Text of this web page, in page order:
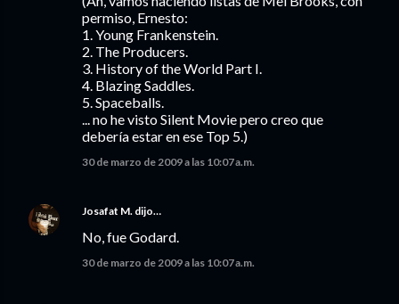
permiso, Ernesto:
1. Young Frankenstein.
2. The Producers.
3. History of the World Part I.
4. Blazing Saddles.
5. Spaceballs.
... no he visto Silent Movie pero creo que
debería estar en ese Top 5.)
30 de marzo de 2009 a las 10:07 a.m.
Josafat M. dijo…
No, fue Godard.
30 de marzo de 2009 a las 10:07 a.m.